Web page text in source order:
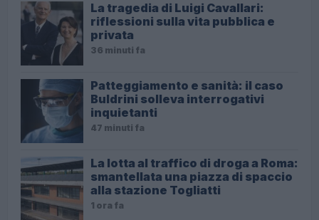
La tragedia di Luigi Cavallari:
riflessioni sulla vita pubblica e
privata
36 minuti fa
Patteggiamento e sanità: il caso
Buldrini solleva interrogativi
inquietanti
47 minuti fa
La lotta al traffico di droga a Roma:
smantellata una piazza di spaccio
alla stazione Togliatti
1 ora fa